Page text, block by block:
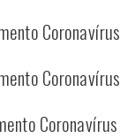
Coronavírus
Coronavírus
Coronavírus